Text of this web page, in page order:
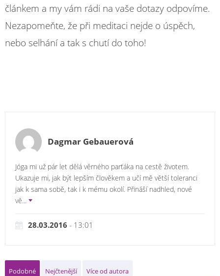
článkem a my vám rádi na vaše dotazy odpovíme.
Nezapomeňte, že při meditaci nejde o úspěch,
nebo selhání a tak s chutí do toho!
Dagmar Gebauerová
Jóga mi už pár let dělá věrného parťáka na cestě životem.
Ukazuje mi, jak být lepším člověkem a učí mě větší toleranci
jak k sama sobě, tak i k mému okolí. Přináší nadhled, nové
vě...
28.03.2016 - 13:01
Podobné Nejčtenější Více od autora